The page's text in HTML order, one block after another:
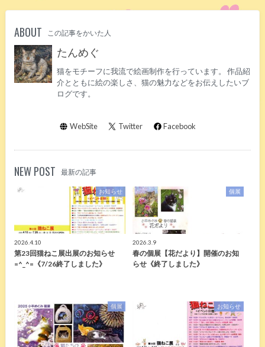
ABOUT この記事をかいた人
たんめぐ
猫をモチーフに我流で絵画制作を行っています。 作品紹
介とともに絵の楽しさ、猫の魅力などをお伝えしたいブ
ログです。
WebSite Twitter Facebook
NEW POST 最新の記事
お知らせ
2026.4.10
第23回猫ねこ展出展のお知らせ
=^_^=《7/26終了しました》
個展
2026.3.9
春の個展【花だより】開催のお知
らせ《終了しました》
個展 お知らせ